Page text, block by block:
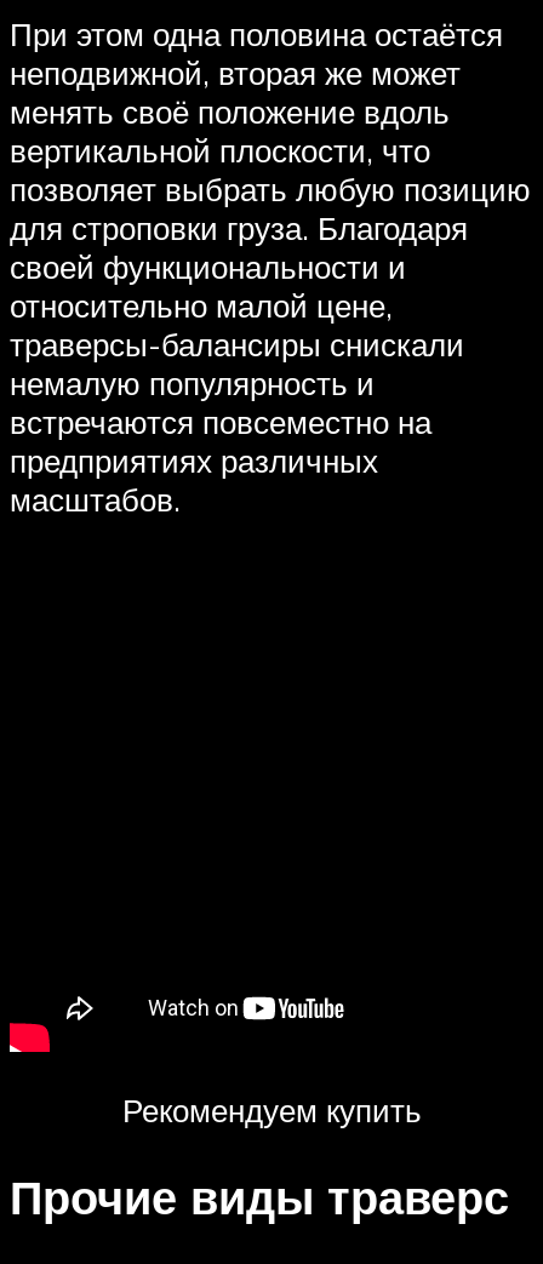
При этом одна половина остаётся
неподвижной, вторая же может
менять своё положение вдоль
вертикальной плоскости, что
позволяет выбрать любую позицию
для строповки груза. Благодаря
своей функциональности и
относительно малой цене,
траверсы-балансиры снискали
немалую популярность и
встречаются повсеместно на
предприятиях различных
масштабов.
Рекомендуем купить
Прочие виды траверс